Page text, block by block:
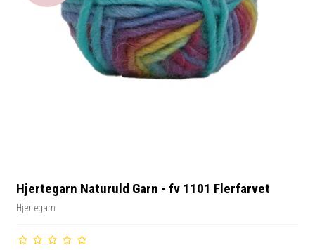
Hjertegarn Naturuld Garn - fv 1101 Flerfarvet
Hjertegarn